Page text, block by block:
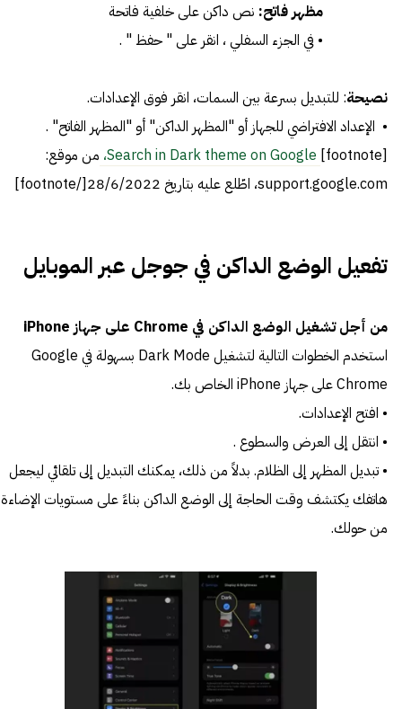
مظهر فاتح: نص داكن على خلفية فاتحة
• في الجزء السفلي ، انقر على " حفظ " .
نصيحة: للتبديل بسرعة بين السمات، انقر فوق الإعدادات.
• الإعداد الافتراضي للجهاز أو "المظهر الداكن" أو "المظهر الفاتح" .
[footnote]
من موقع:
support.google.com، اطّلع عليه بتاريخ 28/6/2022[/footnote]
تفعيل الوضع الداكن في جوجل عبر الموبايل
من أجل تشغيل الوضع الداكن في Chrome على جهاز iPhone
استخدم الخطوات التالية لتشغيل Dark Mode بسهولة في Google
Chrome على جهاز iPhone الخاص بك.
• افتح الإعدادات.
• انتقل إلى العرض والسطوع .
• تبديل المظهر إلى الظلام. بدلاً من ذلك، يمكنك التبديل إلى تلقائي ليجعل
هاتفك يكتشف وقت الحاجة إلى الوضع الداكن بناءً على مستويات الإضاءة
من حولك.